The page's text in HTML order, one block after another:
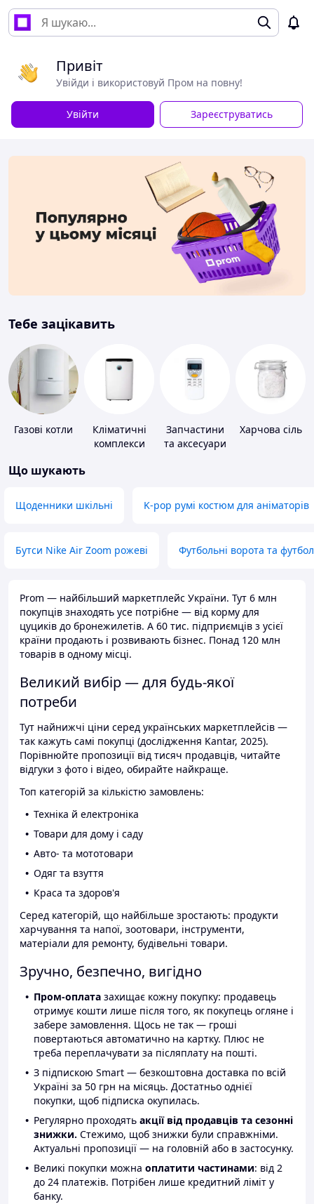
Привіт
Увійди і використовуй Пром на повну!
Увійти Зареєструватись
Тебе зацікавить
Газові котли
Кліматичні
комплекси
Запчастини
та аксесуари
Харчова сіль
Що шукають
Щоденники шкільні K-pop румі костюм для аніматорів
Бутси Nike Air Zoom рожеві Футбольні ворота та
Prom — найбільший маркетплейс України. Тут 6 млн
покупців знаходять усе потрібне — від корму для
цуциків до бронежилетів. А 60 тис. підприємців з усієї
країни продають і розвивають бізнес. Понад 120 млн
товарів в одному місці.
Великий вибір — для будь-якої
потреби
Тут найнижчі ціни серед українських маркетплейсів —
так кажуть самі покупці (дослідження Kantar, 2025).
Порівнюйте пропозиції від тисяч продавців, читайте
відгуки з фото і відео, обирайте найкраще.
Топ категорій за кількістю замовлень:
Техніка й електроніка
Товари для дому і саду
Авто- та мототовари
Одяг та взуття
Краса та здоров'я
Серед категорій, що найбільше зростають: продукти
харчування та напої, зоотовари, інструменти,
матеріали для ремонту, будівельні товари.
Зручно, безпечно, вигідно
Пром-оплата захищає кожну покупку: продавець
отримує кошти лише після того, як покупець огляне і
забере замовлення. Щось не так — гроші
повертаються автоматично на картку. Плюс не
треба переплачувати за післяплату на пошті.
З підпискою Smart — безкоштовна доставка по всій
Україні за 50 грн на місяць. Достатньо однієї
покупки, щоб підписка окупилась.
Регулярно проходять акції від продавців та сезонні
знижки. Стежимо, щоб знижки були справжніми.
Актуальні пропозиції — на головній або в застосунку.
Великі покупки можна оплатити частинами: від 2
до 24 платежів. Потрібен лише кредитний ліміт у
банку.